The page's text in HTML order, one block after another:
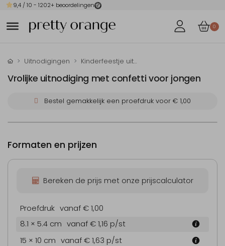
9,4 / 10 - 1202+ beoordelingen
0
Uitnodigingen Kinderfeestje uitnodigingen
Vrolijke uitnodiging met confetti voor jongen
Bestel gemakkelijk een proefdruk voor € 1,00
Formaten en prijzen
Bereken de prijs met onze prijscalculator
Proefdruk vanaf € 1,00
8.1 × 5.4 cm vanaf € 1,16 p/st
15 × 10 cm vanaf € 1,63 p/st